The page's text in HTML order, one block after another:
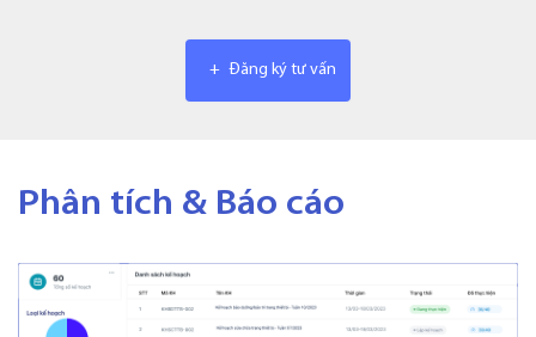
+ Đăng ký tư vấn
Phân tích & Báo cáo